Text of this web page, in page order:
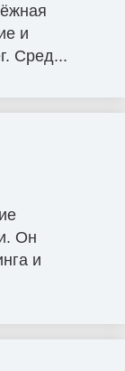
и
Сред...
Он
и